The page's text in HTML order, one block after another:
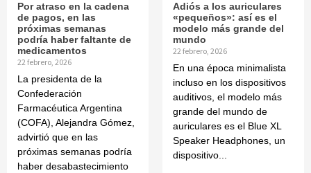
Por atraso en la cadena
de pagos, en las
próximas semanas
podría haber faltante de
medicamentos
22 febrero, 2026
La presidenta de la
Confederación
Farmacéutica Argentina
(COFA), Alejandra Gómez,
advirtió que en las
próximas semanas podría
haber desabastecimiento
Adiós a los auriculares
«pequeños»: así es el
modelo más grande del
mundo
22 febrero, 2026
En una época minimalista
incluso en los dispositivos
auditivos, el modelo más
grande del mundo de
auriculares es el Blue XL
Speaker Headphones, un
dispositivo...